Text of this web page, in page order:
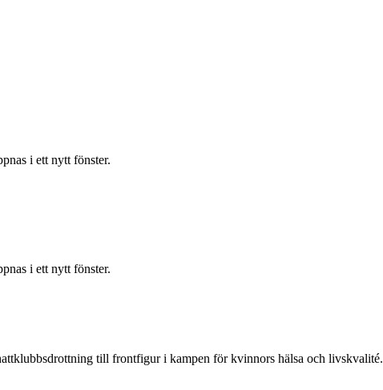
i ett nytt fönster.
i ett nytt fönster.
till frontfigur i kampen för kvinnors hälsa och livskvalité.